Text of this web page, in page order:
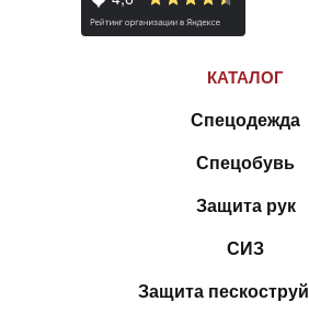
КАТАЛОГ
Спецодежда
Спецобувь
Защита рук
СИЗ
Защита